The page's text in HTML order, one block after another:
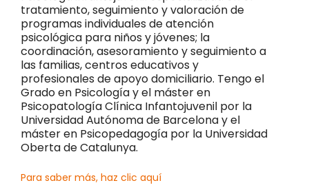
tratamiento, seguimiento y valoración de
programas individuales de atención
psicológica para niños y jóvenes; la
coordinación, asesoramiento y seguimiento a
las familias, centros educativos y
profesionales de apoyo domiciliario. Tengo el
Grado en Psicología y el máster en
Psicopatología Clínica Infantojuvenil por la
Universidad Autónoma de Barcelona y el
máster en Psicopedagogía por la Universidad
Oberta de Catalunya.
Para saber más, haz clic aquí